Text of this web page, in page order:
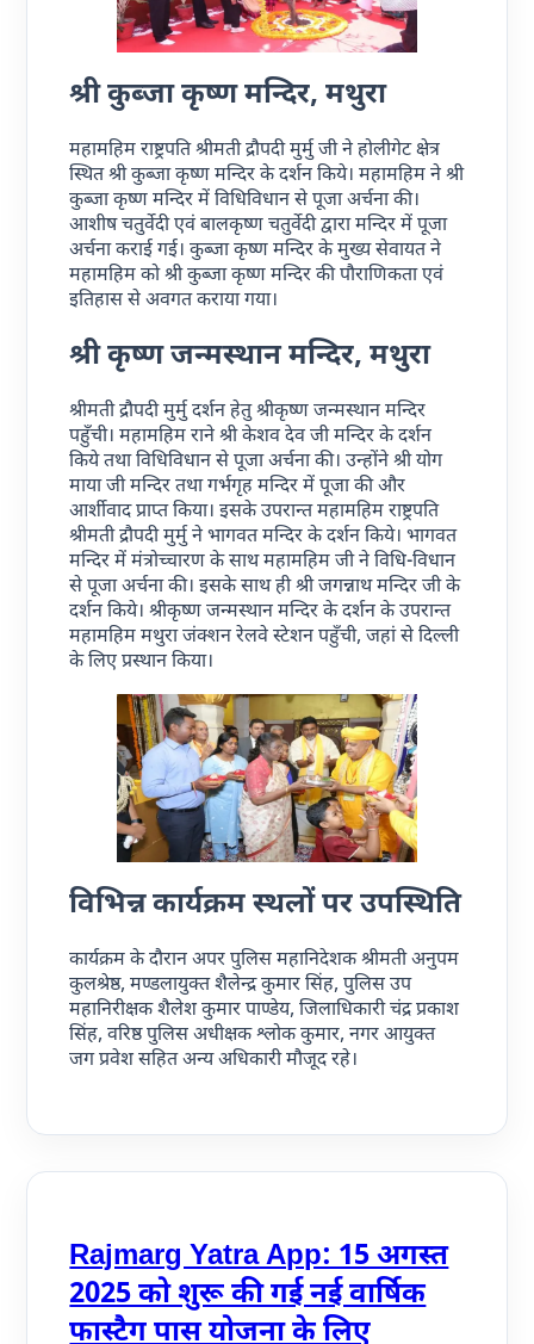
श्री कुब्जा कृष्ण मन्दिर, मथुरा
महामहिम राष्ट्रपति श्रीमती द्रौपदी मुर्मु जी ने होलीगेट क्षेत्र
स्थित श्री कुब्जा कृष्ण मन्दिर के दर्शन किये। महामहिम ने श्री
कुब्जा कृष्ण मन्दिर में विधिविधान से पूजा अर्चना की।
आशीष चतुर्वेदी एवं बालकृष्ण चतुर्वेदी द्वारा मन्दिर में पूजा
अर्चना कराई गई। कुब्जा कृष्ण मन्दिर के मुख्य सेवायत ने
महामहिम को श्री कुब्जा कृष्ण मन्दिर की पौराणिकता एवं
इतिहास से अवगत कराया गया।
श्री कृष्ण जन्मस्थान मन्दिर, मथुरा
श्रीमती द्रौपदी मुर्मु दर्शन हेतु श्रीकृष्ण जन्मस्थान मन्दिर
पहुँची। महामहिम राने श्री केशव देव जी मन्दिर के दर्शन
किये तथा विधिविधान से पूजा अर्चना की। उन्होंने श्री योग
माया जी मन्दिर तथा गर्भगृह मन्दिर में पूजा की और
आर्शीवाद प्राप्त किया। इसके उपरान्त महामहिम राष्ट्रपति
श्रीमती द्रौपदी मुर्मु ने भागवत मन्दिर के दर्शन किये। भागवत
मन्दिर में मंत्रोच्चारण के साथ महामहिम जी ने विधि-विधान
से पूजा अर्चना की। इसके साथ ही श्री जगन्नाथ मन्दिर जी के
दर्शन किये। श्रीकृष्ण जन्मस्थान मन्दिर के दर्शन के उपरान्त
महामहिम मथुरा जंक्शन रेलवे स्टेशन पहुँची, जहां से दिल्ली
के लिए प्रस्थान किया।
विभिन्न कार्यक्रम स्थलों पर उपस्थिति
कार्यक्रम के दौरान अपर पुलिस महानिदेशक श्रीमती अनुपम
कुलश्रेष्ठ, मण्डलायुक्त शैलेन्द्र कुमार सिंह, पुलिस उप
महानिरीक्षक शैलेश कुमार पाण्डेय, जिलाधिकारी चंद्र प्रकाश
सिंह, वरिष्ठ पुलिस अधीक्षक श्लोक कुमार, नगर आयुक्त
जग प्रवेश सहित अन्य अधिकारी मौजूद रहे।
Rajmarg Yatra App: 15 अगस्त
2025 को शुरू की गई नई वार्षिक
फास्टैग पास योजना के लिए